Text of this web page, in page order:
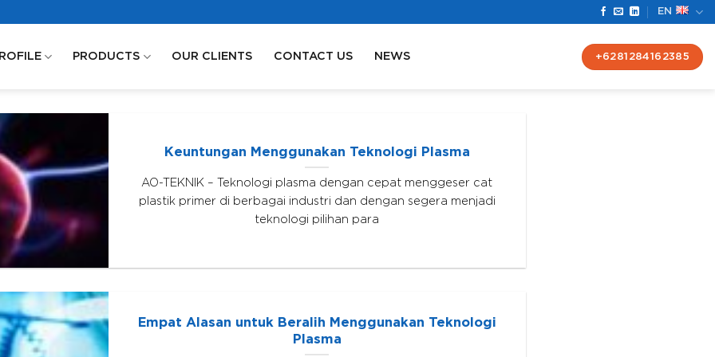
EN
PRODUCTS OUR CLIENTS CONTACT US NEWS +6281284162385
Keuntungan Menggunakan Teknologi Plasma
AO-TEKNIK – Teknologi plasma dengan cepat menggeser cat
plastik primer di berbagai industri dan dengan segera menjadi
teknologi pilihan para
Empat Alasan untuk Beralih Menggunakan Teknologi
Plasma